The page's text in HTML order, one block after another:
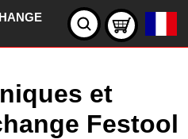
et
Festool